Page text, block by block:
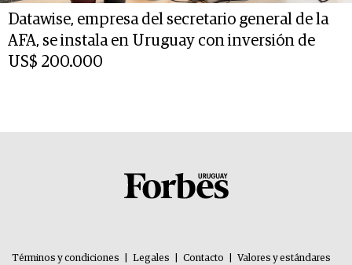
Datawise, empresa del secretario general de la
AFA, se instala en Uruguay con inversión de
US$ 200.000
Términos y condiciones Legales Contacto Valores y estándares